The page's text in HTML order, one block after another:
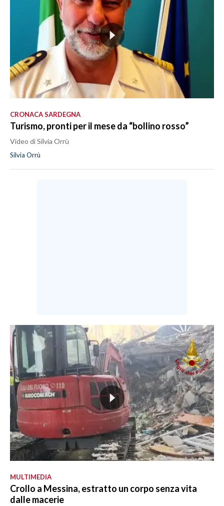
CRONACA SARDEGNA
Turismo, pronti per il mese da “bollino rosso”
Video di Silvia Orrù
Silvia Orrù
MULTIMEDIA
Crollo a Messina, estratto un corpo senza vita
dalle macerie